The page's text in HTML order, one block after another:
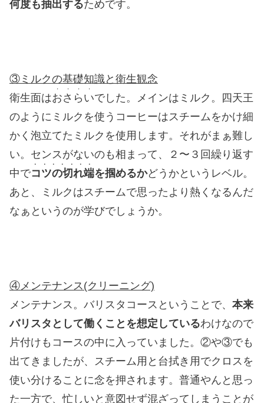
何度も抽出するためです。
③ミルクの基礎知識と衛生観念
衛生面はおさらい
・・・・
でした。メインはミルク。四天王
のようにミルクを使うコーヒーはスチームをかけ細
かく泡立てたミルクを使用します。それがまぁ難し
い。センスがないのも相まって、２〜３回繰り返す
中でコツの切れ端
・・・・・・・
を掴めるかどうかというレベル。
あと、ミルクはスチームで思ったより熱くなるんだ
なぁというのが学びでしょうか。
④メンテナンス(クリーニング)
メンテナンス。バリスタコースということで、 本来
バリスタとして働くことを想定しているわけなので
片付けもコースの中に入っていました。②や③でも
出てきましたが、スチーム用と台拭き用でクロスを
使い分けることに念を押されます。普通やんと思っ
た一方で、忙しいと意図せず混ざってしまうことが